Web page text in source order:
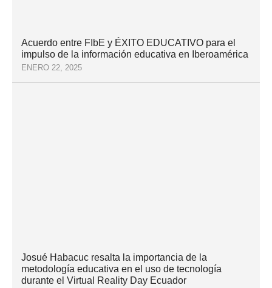
Acuerdo entre FIbE y ÉXITO EDUCATIVO para el
impulso de la información educativa en Iberoamérica
ENERO 22, 2025
Josué Habacuc resalta la importancia de la
metodología educativa en el uso de tecnología
durante el Virtual Reality Day Ecuador